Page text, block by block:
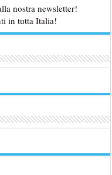
nostra newsletter!
in tutta Italia!